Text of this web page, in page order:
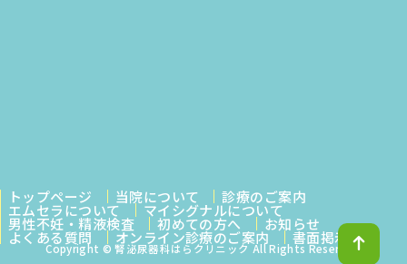
↑
トップページ 当院について 診療のご案内
エムセラについて マイシグナルについて
男性不妊・精液検査 初めての方へ お知らせ
よくある質問 オンライン診療のご案内 書面掲示
Copyright © 腎泌尿器科はらクリニック All Rights Reserved.